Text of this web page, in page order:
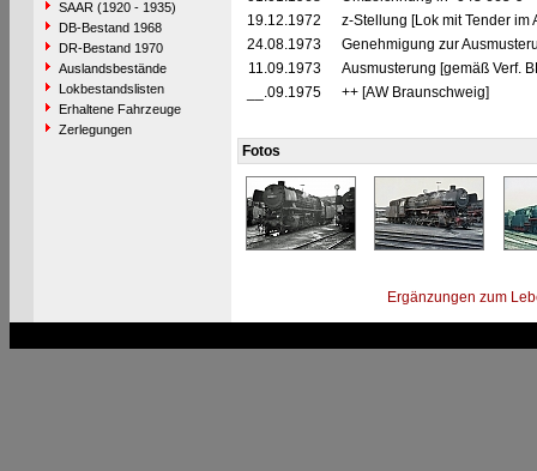
SAAR (1920 - 1935)
DB-Bestand 1968
DR-Bestand 1970
Auslandsbestände
Lokbestandslisten
Erhaltene Fahrzeuge
Zerlegungen
19.12.1972
z-Stellung [Lok mit Tender im
24.08.1973
Genehmigung zur
11.09.1973
Ausmusterung [gemäß Verf.
__.09.1975
++ [AW Braunschweig]
Fotos
Ergänzungen zum